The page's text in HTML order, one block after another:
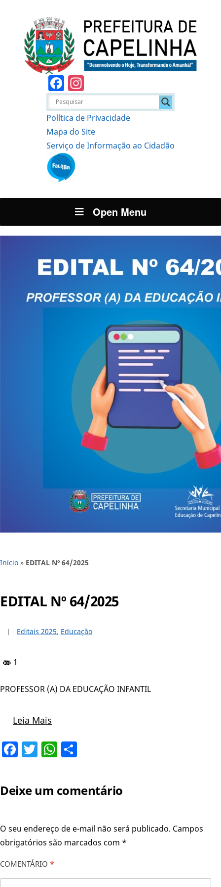
Facebook
Política de Privacidade
Mapa do Site
Serviço de Informação ao Cidadão
Open Menu
Início » EDITAL Nº 64/2025
EDITAL Nº 64/2025
Editais 2025, Educação
1
PROFESSOR (A) DA EDUCAÇÃO INFANTIL
Leia Mais
Facebook
TwitterWhatsApp
Deixe um comentário
O seu endereço de e-mail não será publicado. Campos
obrigatórios são marcados com *
COMENTÁRIO *